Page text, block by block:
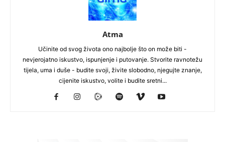
Atma
Učinite od svog života ono najbolje što on može biti -
nevjerojatno iskustvo, ispunjenje i putovanje. Stvorite ravnotežu
tijela, uma i duše - budite svoji, živite slobodno, njegujte znanje,
cijenite iskustvo, volite i budite sretni...